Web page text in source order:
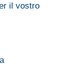
il vostro